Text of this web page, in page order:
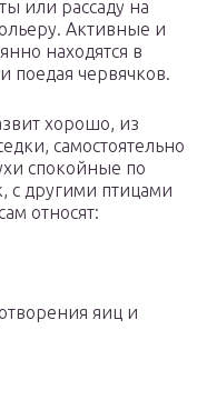
или рассаду на
Активные и
находятся в
поедая червячков.
хорошо, из
самостоятельно
спокойные по
с другими птицами
относят:
яиц и